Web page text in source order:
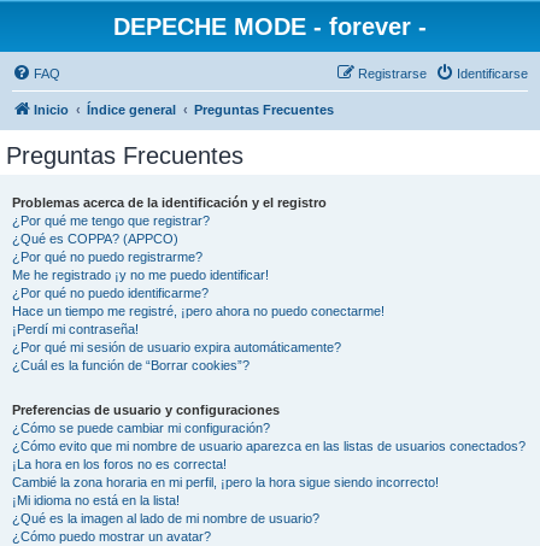
DEPECHE MODE - forever -
FAQ Identificarse
Registrarse
Inicio Índice general Preguntas Frecuentes
Preguntas Frecuentes
Problemas acerca de la identificación y el registro
¿Por qué me tengo que registrar?
¿Qué es COPPA? (APPCO)
¿Por qué no puedo registrarme?
Me he registrado ¡y no me puedo identificar!
¿Por qué no puedo identificarme?
Hace un tiempo me registré, ¡pero ahora no puedo conectarme!
¡Perdí mi contraseña!
¿Por qué mi sesión de usuario expira automáticamente?
¿Cuál es la función de “Borrar cookies”?
Preferencias de usuario y configuraciones
¿Cómo se puede cambiar mi configuración?
¿Cómo evito que mi nombre de usuario aparezca en las listas de usuarios conectados?
¡La hora en los foros no es correcta!
Cambié la zona horaria en mi perfil, ¡pero la hora sigue siendo incorrecto!
¡Mi idioma no está en la lista!
¿Qué es la imagen al lado de mi nombre de usuario?
¿Cómo puedo mostrar un avatar?